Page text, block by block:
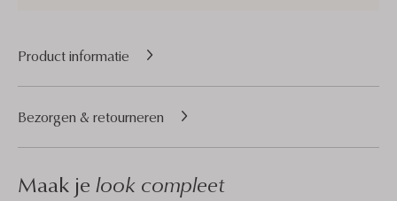
Product informatie
Bezorgen & retourneren
Maak je look compleet